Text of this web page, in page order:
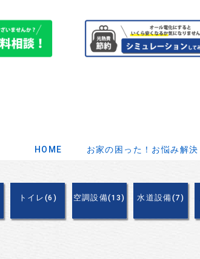
HOME お家の困った！お悩み解決
トイレ(6) 空調設備(13) 水道設備(7)